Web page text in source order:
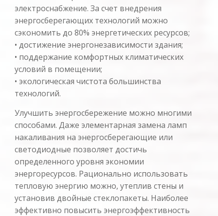
электроснабжение. За счет внедрения
энергосберегающих технологий можно
сэкономить до 80% энергетических ресурсов;
• достижение энергонезависимости здания;
• поддержание комфортных климатических
условий в помещении;
• экологическая чистота большинства
технологий.
Улучшить энергосбережение можно многими
способами. Даже элементарная замена ламп
накаливания на энергосберегающие или
светодиодные позволяет достичь
определенного уровня экономии
энергоресурсов. Рационально использовать
тепловую энергию можно, утеплив стены и
установив двойные стеклопакеты. Наиболее
эффективно повысить энергоэффективность